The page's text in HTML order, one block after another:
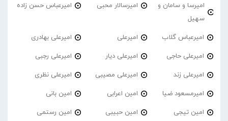
امیرسا و سامان و
سهیل
امیرسالار محبی امیرعباس حسن زاده
امیرعباس گلاب امیرعلی امیرعلی بهادری
امیرعلی حاجی امیرعلی دیار امیرعلی رجبی
امیرعلی زند امیرعلی مصیبی امیرعلی نظری
امیرمسعود ضیا امین اعرابی امین بانی
امین تیجی امین حبیبی امین رستمی